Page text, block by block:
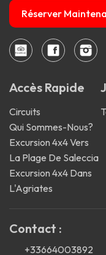
Réserver
Accès Rapide
Circuits
Qui Sommes-Nous?
Excursion 4x4 Vers
La Plage De Saleccia
Excursion 4x4 Dans
L'Agriates
Contact :
+33664003892